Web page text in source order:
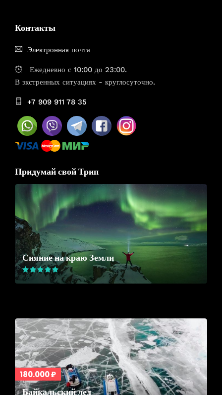
Контакты
Электронная почта
Ежедневно с 10:00 до 23:00.
В экстренных ситуациях - круглосуточно.
+7 909 911 78 35
Придумай свой Трип
Сияние на краю Земли
180.000 ₽
Байкальский лед